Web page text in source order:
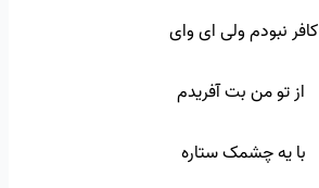
کافر نبودم ولی ای وای
از تو من بت آفریدم
با یه چشمک ستاره